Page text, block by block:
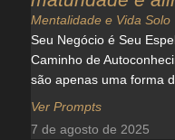
Mentalidade e Vida Solo
Seu Negócio é Seu
Caminho de
são apenas uma forma
Ver Prompts
7 de agosto de 2025